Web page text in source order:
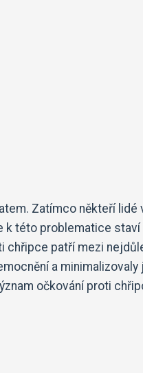
Zatímco někteří lidé
k této problematice
chřipce patří mezi
a minimalizovaly
očkování proti